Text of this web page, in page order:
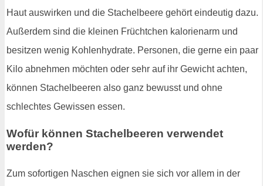
Haut auswirken und die Stachelbeere gehört eindeutig dazu.
Außerdem sind die kleinen Früchtchen kalorienarm und
besitzen wenig Kohlenhydrate. Personen, die gerne ein paar
Kilo abnehmen möchten oder sehr auf ihr Gewicht achten,
können Stachelbeeren also ganz bewusst und ohne
schlechtes Gewissen essen.
Wofür können Stachelbeeren verwendet
werden?
Zum sofortigen Naschen eignen sie sich vor allem in der